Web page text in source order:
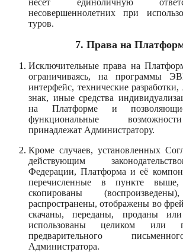
несовершеннолетних при
туров.
7. Права на
Исключительные права на
ограничиваясь, на программы
интерфейс, технические
знак, иные средства
на Платформе и позволяющие
функциональные
принадлежат Администратору.
Кроме случаев, установленных
действующим
Федерации, Платформа и её
перечисленные в пункте
скопированы
распространены, отображены во
скачаны, переданы, проданы
использованы целиком или
предварительного
Администратора.